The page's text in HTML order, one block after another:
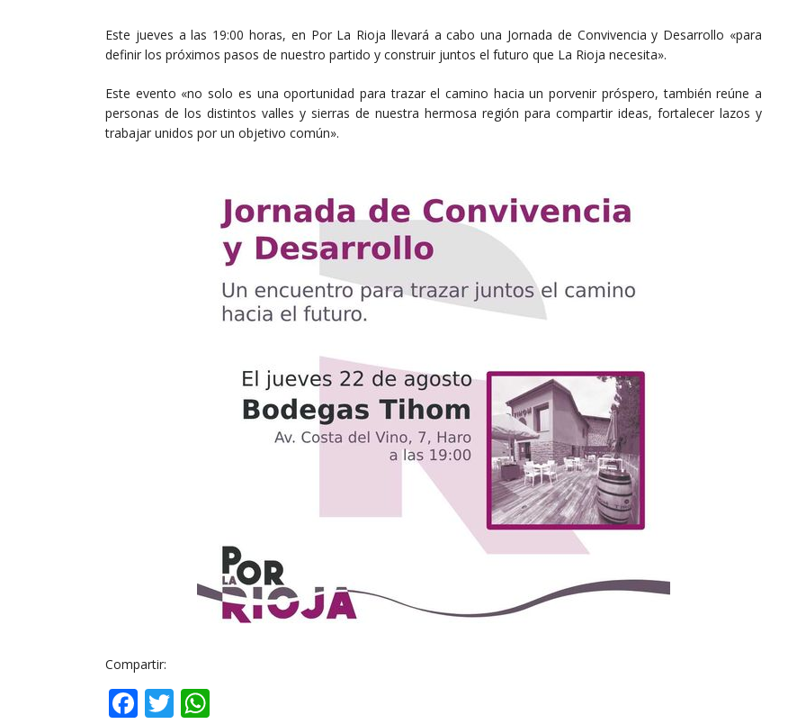
Este jueves a las 19:00 horas, en Por La Rioja llevará a cabo una Jornada de Convivencia y Desarrollo «para
definir los próximos pasos de nuestro partido y construir juntos el futuro que La Rioja necesita».
Este evento «no solo es una oportunidad para trazar el camino hacia un porvenir próspero, también reúne a
personas de los distintos valles y sierras de nuestra hermosa región para compartir ideas, fortalecer lazos y
trabajar unidos por un objetivo común».
Compartir:
Facebook
Twitter